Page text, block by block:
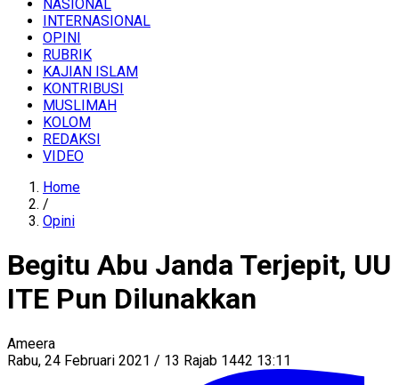
NASIONAL
INTERNASIONAL
OPINI
RUBRIK
KAJIAN ISLAM
KONTRIBUSI
MUSLIMAH
KOLOM
REDAKSI
VIDEO
Home
/
Opini
Begitu Abu Janda Terjepit, UU
ITE Pun Dilunakkan
Ameera
Rabu, 24 Februari 2021 / 13 Rajab 1442 13:11